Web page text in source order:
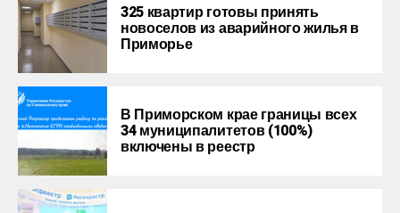
325 квартир готовы принять
новоселов из аварийного жилья в
Приморье
В Приморском крае границы всех
34 муниципалитетов (100%)
включены в реестр